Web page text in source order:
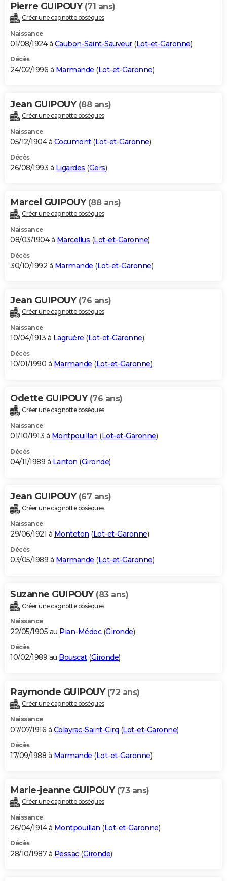
Pierre GUIPOUY (71 ans)
Créer une cagnotte obsèques
Naissance
01/08/1924 à Caubon-Saint-Sauveur(Lot-et-Garonne)
Décès
24/02/1996 à Marmande (Lot-et-Garonne)
Jean GUIPOUY (88 ans)
Créer une cagnotte obsèques
Naissance
05/12/1904 à Cocumont(Lot-et-Garonne)
Décès
26/08/1993 à Ligardes (Gers)
Marcel GUIPOUY (88 ans)
Créer une cagnotte obsèques
Naissance
08/03/1904 à Marcellus (Lot-et-Garonne)
Décès
30/10/1992 à Marmande (Lot-et-Garonne)
Jean GUIPOUY (76 ans)
Créer une cagnotte obsèques
Naissance
10/04/1913 à Lagruère (Lot-et-Garonne)
Décès
10/01/1990 à Marmande (Lot-et-Garonne)
Odette GUIPOUY (76 ans)
Créer une cagnotte obsèques
Naissance
01/10/1913 à Montpouillan (Lot-et-Garonne)
Décès
04/11/1989 à Lanton (Gironde)
Jean GUIPOUY (67 ans)
Créer une cagnotte obsèques
Naissance
29/06/1921 à Monteton (Lot-et-Garonne)
Décès
03/05/1989 à Marmande (Lot-et-Garonne)
Suzanne GUIPOUY (83 ans)
Créer une cagnotte obsèques
Naissance
22/05/1905 au Pian-Médoc(Gironde)
Décès
10/02/1989 au Bouscat(Gironde)
Raymonde GUIPOUY (72 ans)
Créer une cagnotte obsèques
Naissance
07/07/1916 à Colayrac-Saint-Cirq (Lot-et-Garonne)
Décès
17/09/1988 à Marmande (Lot-et-Garonne)
Marie-jeanne GUIPOUY (73 ans)
Créer une cagnotte obsèques
Naissance
26/04/1914 à Montpouillan (Lot-et-Garonne)
Décès
28/10/1987 à Pessac(Gironde)